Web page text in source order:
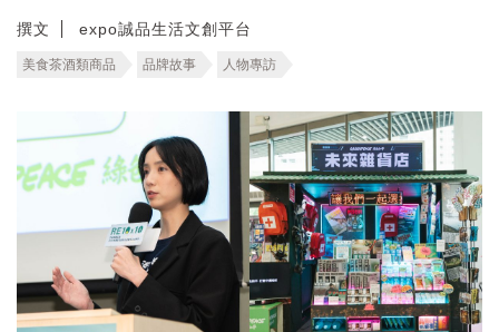
撰文 expo誠品生活文創平台
美食茶酒類商品 品牌故事 人物專訪